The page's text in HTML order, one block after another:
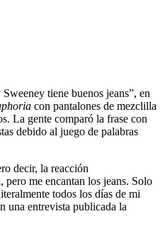
tiene buenos jeans”, en
con pantalones de mezclilla
La gente comparó la frase con
debido al juego de palabras
decir, la reacción
me encantan los jeans. Solo
todos los días de mi
una entrevista publicada la